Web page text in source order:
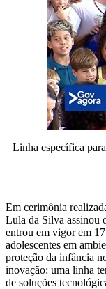
Linha específica
Em cerimônia
Lula da Silva assinou
entrou em vigor em
adolescentes em
proteção da infância
inovação: uma linha
de soluções